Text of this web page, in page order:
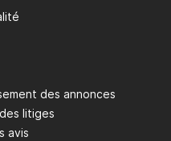
des annonces
litiges
avis